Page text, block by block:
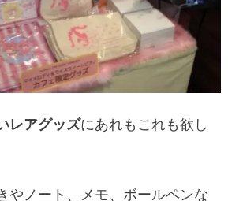
レアグッズにあれもこれも欲し
やノート、メモ、ボールペンな